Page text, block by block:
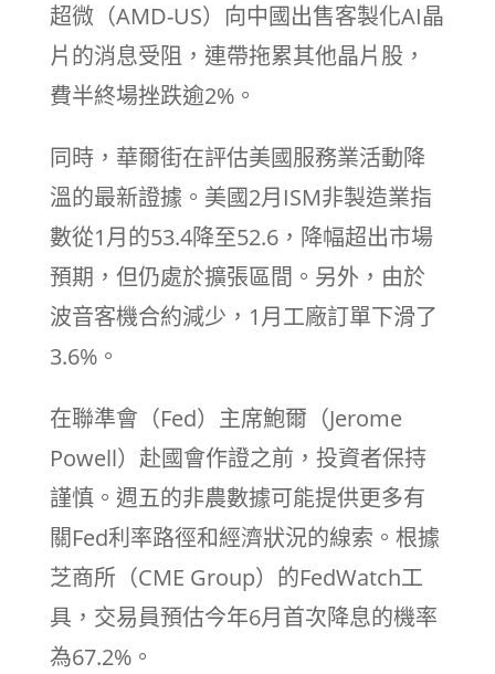
超微（AMD-US）向中國出售客製化AI晶
片的消息受阻，連帶拖累其他晶片股，
費半終場挫跌逾2%。
同時，華爾街在評估美國服務業活動降
溫的最新證據。美國2月ISM非製造業指
數從1月的53.4降至52.6，降幅超出市場
預期，但仍處於擴張區間。另外，由於
波音客機合約減少，1月工廠訂單下滑了
3.6%。
在聯準會（Fed）主席鮑爾（Jerome
Powell）赴國會作證之前，投資者保持
謹慎。週五的非農數據可能提供更多有
關Fed利率路徑和經濟狀況的線索。根據
芝商所（CME Group）的FedWatch工
具，交易員預估今年6月首次降息的機率
為67.2%。